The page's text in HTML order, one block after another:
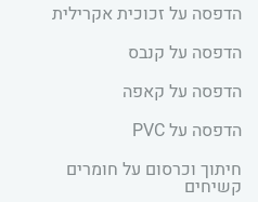
הדפסה על זכוכית אקרילית
הדפסה על קנבס
הדפסה על קאפה
הדפסה על PVC
חיתוך וכרסום על חומרים
קשיחים